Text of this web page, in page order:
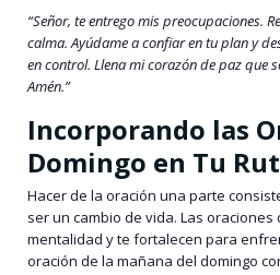
“Señor, te entrego mis preocupaciones.
calma. Ayúdame a confiar en tu plan y
en control. Llena mi corazón de paz que
Amén.”
Incorporando las
Domingo en Tu
Hacer de la oración una parte
ser un cambio de vida. Las
mentalidad y te fortalecen para
oración de la mañana del domingo